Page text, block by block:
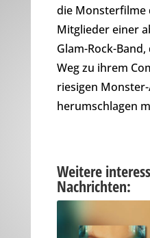
die Monsterfilme
Mitglieder einer
Glam-Rock-
Weg zu ihrem
riesigen
herumschlagen
Weitere
Nachrichten: